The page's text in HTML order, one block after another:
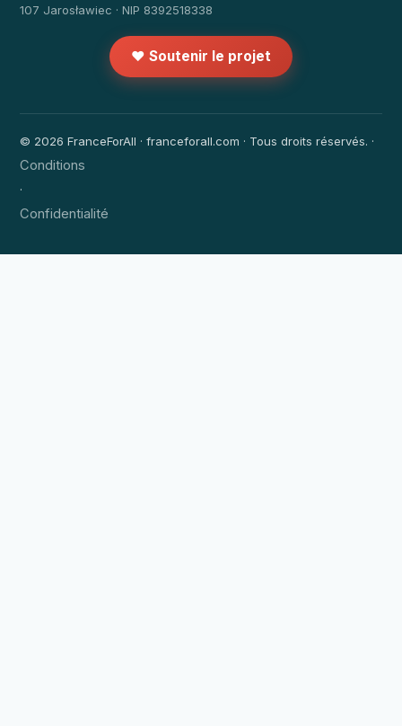
107 Jarosławiec · NIP 8392518338
❤️ Soutenir le projet
© 2026 FranceForAll · franceforall.com · Tous droits réservés. ·
Conditions
·
Confidentialité